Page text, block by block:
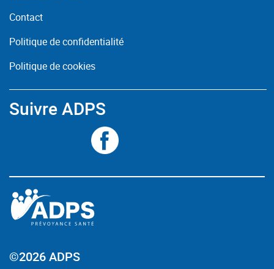
Contact
Politique de confidentialité
Politique de cookies
Suivre ADPS
©2026 ADPS